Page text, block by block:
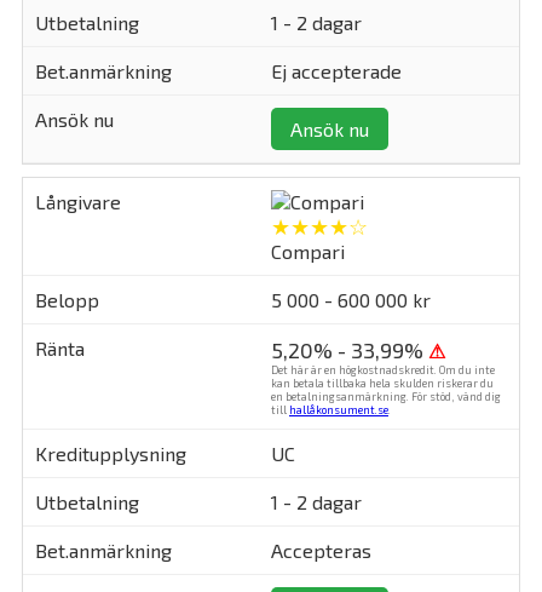
1 - 2 dagar
Ej accepterade
Ansök nu
★★★★☆
Compari
5 000 - 600 000 kr
5,20% - 33,99% ⚠
Det här är en högkostnadskredit. Om du inte
kan betala tillbaka hela skulden riskerar du
en betalningsanmärkning. För stöd, vänd dig
till hallåkonsument.se
UC
1 - 2 dagar
Accepteras